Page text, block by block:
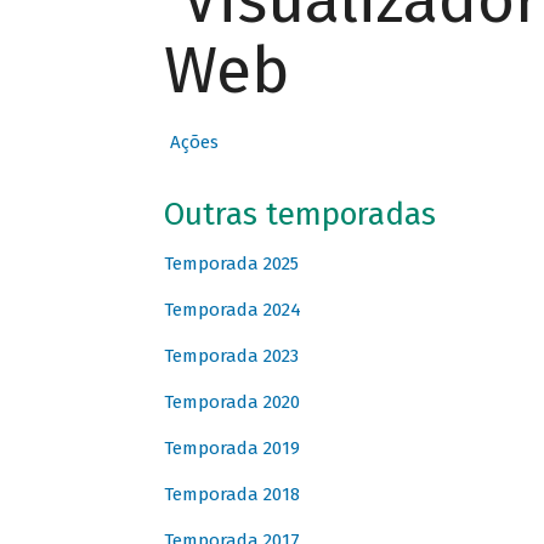
Web
Ações
Outras temporadas
Temporada 2025
Temporada 2024
Temporada 2023
Temporada 2020
Temporada 2019
Temporada 2018